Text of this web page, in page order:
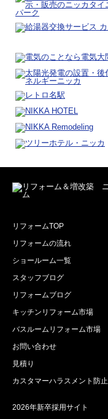
リフォームTOP
リフォームの流れ
ショールーム一覧
スタッフブログ
リフォームブログ
キッチンリフォーム市場
バスルームリフォーム市場
お問い合わせ
見積り
カスタマーハラスメント防止
2026年新卒採用サイト